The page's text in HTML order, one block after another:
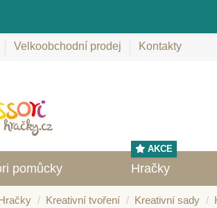
Velkoobchodní prodej Kontakty
pomůcky Hračky
AKCE
Kreativní tvoření Kreativní sady